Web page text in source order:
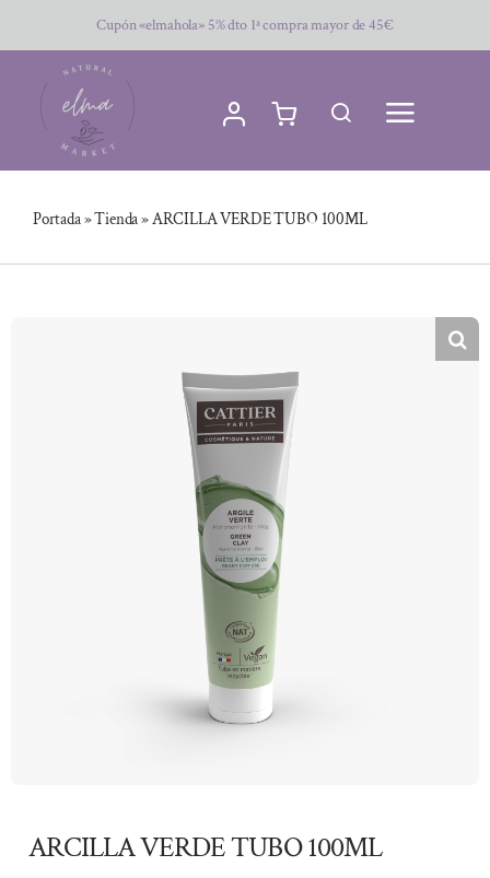
al
contenido
Cupón «elmahola» 5% dto 1ª compra mayor de 45€
Portada»Tienda»ARCILLA VERDE TUBO 100ML
ARCILLA VERDE TUBO 100ML